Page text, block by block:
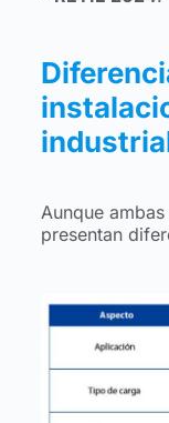
Aunque
presentan